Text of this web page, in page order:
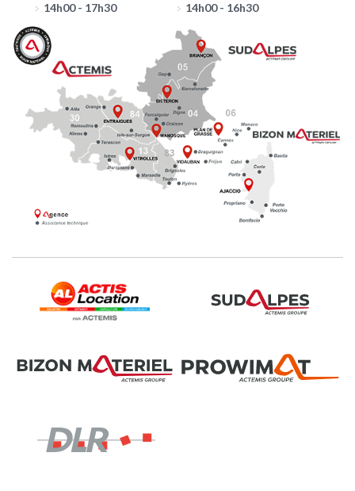
14h00 - 17h30
14h00 - 16h30